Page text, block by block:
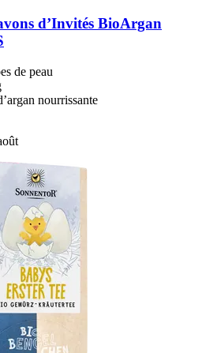
d’Invités BioArgan
de peau
nourrissante